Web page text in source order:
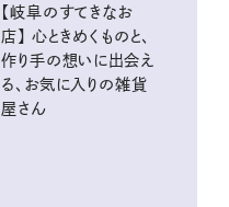
【岐阜のすてきなお
店】 心ときめくものと、
作り手の想いに出会え
る、お気に入りの雑貨
屋さん